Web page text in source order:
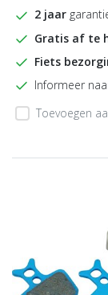
2 jaar
Gratis af te
Fiets
Informeer
Toevoegen